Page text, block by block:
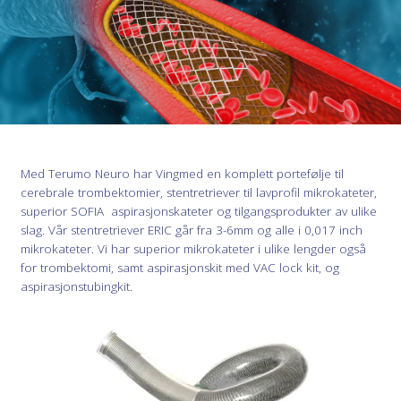
Med Terumo Neuro har Vingmed en komplett portefølje til
cerebrale trombektomier, stentretriever til lavprofil mikrokateter,
superior SOFIA aspirasjonskateter og tilgangsprodukter av ulike
slag. Vår stentretriever ERIC går fra 3-6mm og alle i 0,017 inch
mikrokateter. Vi har superior mikrokateter i ulike lengder også
for trombektomi, samt aspirasjonskit med VAC lock kit, og
aspirasjonstubingkit.